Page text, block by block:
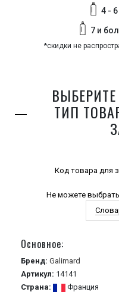
4 -
7 и
*скидки не
ТИП
Код товара для
Не можете выбрать
Основное:
Бренд: Galimard
Артикул: 14141
Страна:
Франция